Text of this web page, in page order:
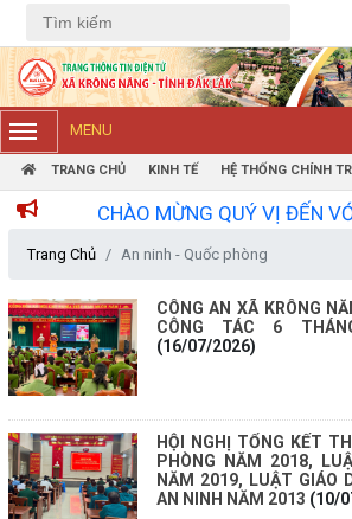
Tiếng
MENU
TRANG CHỦ KINH TẾ HỆ THỐNG CHÍNH
CHÀO MỪNG QUÝ VỊ ĐẾN VỚI
Trang Chủ An ninh - Quốc phòng
CÔNG AN XÃ KRÔNG
CÔNG TÁC 6
(16/07/2026)
HỘI NGHỊ TỔNG KẾT
PHÒNG NĂM 2018,
NĂM 2019, LUẬT GIÁO
AN NINH NĂM 2013 (10/